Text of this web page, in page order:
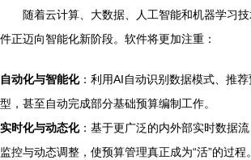
随着云计算、大数据、人工智能和机器学习
件正迈向智能化新阶段。软件将更加注重：
自动化与智能化：利用AI自动识别数据模式、推
型，甚至自动完成部分基础预算编制工作。
实时化与动态化：基于更广泛的内外部实时数据
监控与动态调整，使预算管理真正成为“活”的过程。